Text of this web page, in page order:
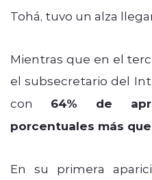
Tohá, tuvo un alza
Mientras que en el
el subsecretario del
con
64% de
porcentuales más
En su primera